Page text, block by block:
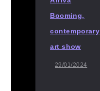
Booming,
contemporary
art show
29/01/2024